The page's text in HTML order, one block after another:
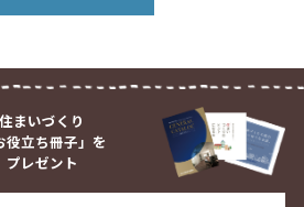
住まいづくり
役立ち冊子」を
プレゼント